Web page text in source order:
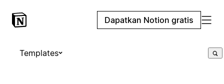
Dapatkan Notion gratis
Templates